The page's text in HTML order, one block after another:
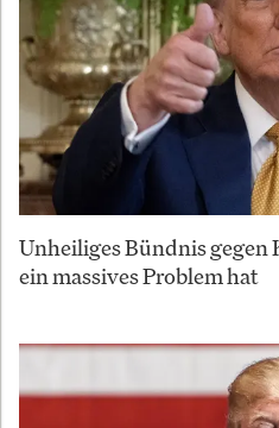
Unheiliges Bündnis
ein massives Problem hat